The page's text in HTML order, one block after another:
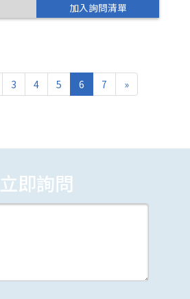
加入詢問清單
3 4 5 6 7 »
立即詢問